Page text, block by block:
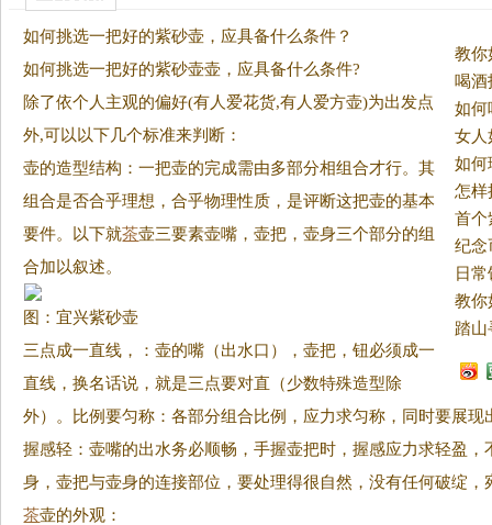
教你
喝酒
如何
女人
如何
怎样
纪念
日
教你
踏山
如何挑选一把好的紫砂壶，应具备什么条件？
如何挑选一把好的紫砂壶壶，应具备什么条件?
除了依个人主观的偏好(有人爱花货,有人爱方壶)为出发点
外,可以以下几个标准来判断：
壶的造型结构：一把壶的完成需由多部分相组合才行。其
组合是否合乎理想，合乎物理性质，是评断这把壶的基本
要件。以下就茶壶三要素壶嘴，壶把，壶身三个部分的组
合加以叙述。
图：宜兴紫砂壶
三点成一直线，：壶的嘴（出水口），壶把，钮必须成一
直线，换名话说，就是三点要对直（少数特殊造型除
外）。比例要匀称：各部分组合比例，应力求匀称，同时要展
握感轻：壶嘴的出水务必顺畅，手握壶把时，握感应力求轻盈
身，壶把与壶身的连接部位，要处理得很自然，没有任何破绽，
茶壶的外观：